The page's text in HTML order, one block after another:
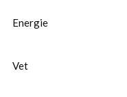
Energie
Vet